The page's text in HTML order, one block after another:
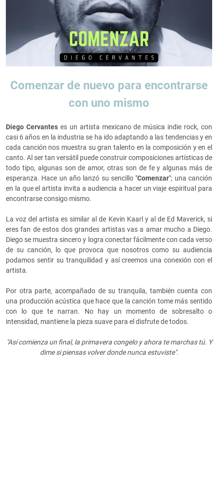
Comenzar de nuevo para encontrarse
con uno mismo
Diego Cervanteses un artista mexicano de música indie rock, con
casi 6 años en la industria se ha ido adaptando a las tendencias y en
cada canción nos muestra su gran talento en la composición y en el
canto. Al ser tan versátil puede construir composiciones artísticas de
todo tipo, algunas son de amor, otras son de fe y algunas más de
esperanza. Hace un año lanzó su sencillo "Comenzar"; una canción
en la que el artista invita a audiencia a hacer un viaje espiritual para
encontrarse consigo mismo.
La voz del artista es similar al de Kevin Kaarl y al de Ed Maverick, si
eres fan de estos dos grandes artistas vas a amar mucho a Diego.
Diego se muestra sincero y logra conectar fácilmente con cada verso
de su canción, lo que provoca que nosotros como su audiencia
podamos sentir su tranquilidad y así creemos una conexión con el
artista.
Por otra parte, acompañado de su tranquila, también cuenta con
una producción acústica que hace que la canción tome más sentido
con lo que te narran. No hay un momento de sobresalto o
intensidad, mantiene la pieza suave para el disfrute de todos.
"Así comienza un final, la primavera congelo y ahora te marchas tú. Y
dime si piensas volver donde nunca estuviste".